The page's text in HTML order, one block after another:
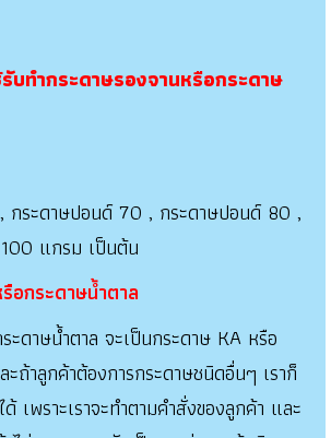
บทำกระดาษรองจานหรือกระดาษ
กระดาษปอนด์ 70 , กระดาษปอนด์ 80 ,
แกรม เป็นต้น
อกระดาษน้ำตาล
ะดาษน้ำตาล จะเป็นกระดาษ KA หรือ
ถ้าลูกค้าต้องการกระดาษชนิดอื่นๆ เราก็
เพราะเราจะทำตามคำสั่งของลูกค้า และ